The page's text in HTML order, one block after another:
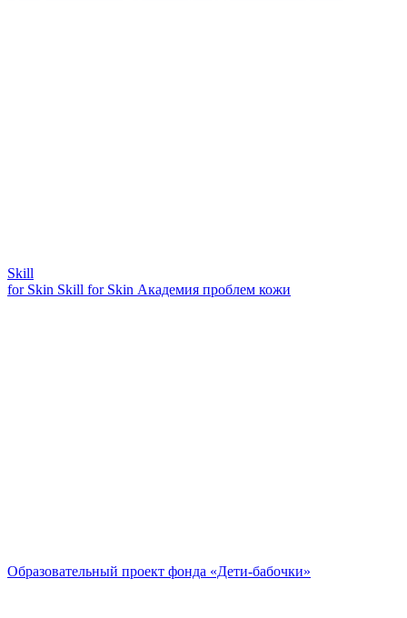
Skill
for Skin Skill for Skin Академия проблем кожи
Образовательный проект фонда «Дети-бабочки»